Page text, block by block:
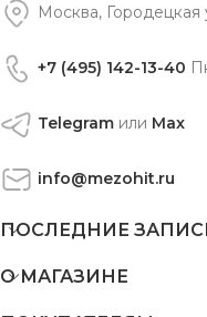
Москва, Городецкая
+7 (495) 142-13-40
Telegram или Max
info@mezohit.ru
ПОСЛЕДНИЕ
О МАГАЗИНЕ